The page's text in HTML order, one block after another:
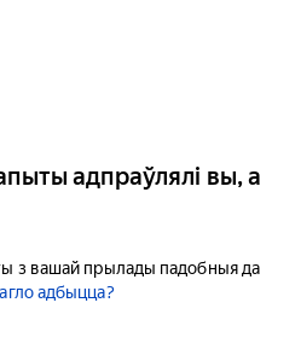
адпраўлялі вы, а
з вашай прылады падобныя да
адбыцца?